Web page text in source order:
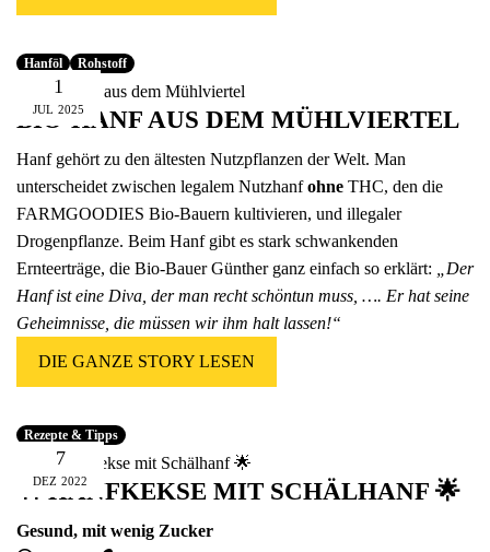
1
JUL 2025
Hanföl Rohstoff
BIO-HANF AUS DEM MÜHLVIERTEL
Hanf gehört zu den ältesten Nutzpflanzen der Welt. Man
unterscheidet zwischen legalem Nutzhanfohne THC, den die
FARMGOODIES Bio-Bauern kultivieren, und illegaler
Drogenpflanze. Beim Hanf gibt es stark schwankenden
Ernteerträge, die Bio-Bauer Günther ganz einfach so erklärt:
„Der
Hanf ist eine Diva, der man recht schöntun muss, …. Er hat seine
Geheimnisse, die müssen wir ihm halt lassen!“
DIE GANZE STORY LESEN
7
DEZ 2022
Rezepte & Tipps
🍴 HANFKEKSE MIT SCHÄLHANF 🌟
Gesund, mit wenig Zucker